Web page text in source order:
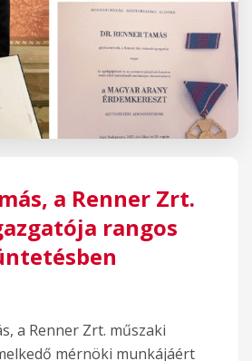
a Renner Zrt.
rangos
a Renner Zrt. műszaki
mérnöki munkájáért